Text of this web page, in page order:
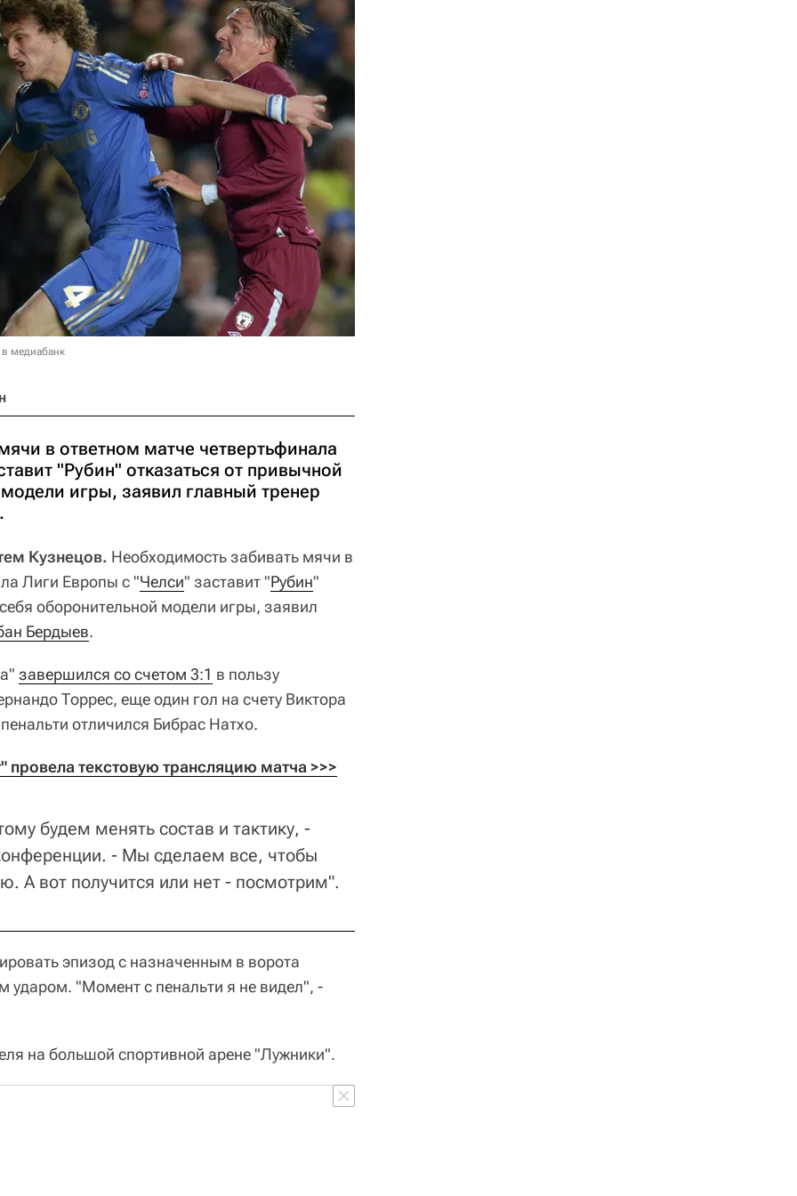
медиабанк
в ответном матче четвертьфинала
"Рубин" отказаться от привычной
игры, заявил главный тренер
Кузнецов. Необходимость забивать мячи в
Лиги Европы с "Челси" заставит "Рубин"
оборонительной модели игры, заявил
Бердыев.
завершился со счетом 3:1 в пользу
Торрес, еще один гол на счету Виктора
отличился Бибрас Натхо.
провела текстовую трансляцию матча >>>
будем менять состав и тактику, -
- Мы сделаем все, чтобы
А вот получится или нет - посмотрим".
эпизод с назначенным в ворота
ударом. "Момент с пенальти я не видел", -
на большой спортивной арене "Лужники".